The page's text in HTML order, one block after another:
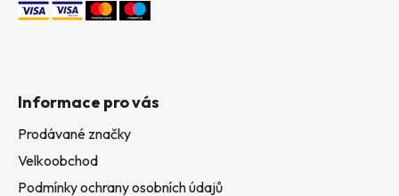
Informace pro vás
Prodávané značky
Velkoobchod
Podmínky ochrany osobních údajů